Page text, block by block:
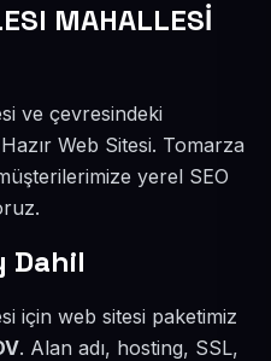
MAHALLESİ
ve çevresindeki
Web Sitesi. Tomarza
yerel SEO
Dahil
için web sitesi paketimiz
. Alan adı, hosting, SSL,